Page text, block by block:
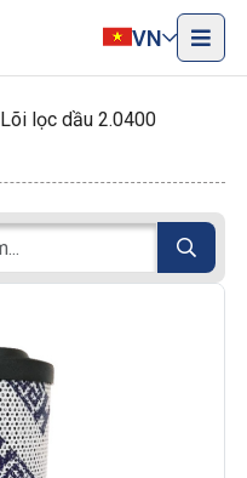
VN
Lõi lọc dầu 2.0400